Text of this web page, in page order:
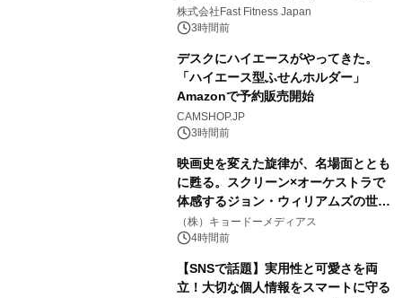
中無休のフィットネスジム＞
株式会社Fast Fitness Japan
3時間前
デスクにハイエースがやってきた。
「ハイエース型ふせんホルダー」
Amazonで予約販売開始
CAMSHOP.JP
3時間前
映画史を変えた旋律が、名場面ととも
に甦る。スクリーン×オーケストラで
体感するジョン・ウィリアムズの世
界。ジョン・ウィリアムズ：シネマ・
スペクタキュラー・コンサート 開催決
（株）キョードーメディアス
4時間前
【SNSで話題】実用性と可愛さを両
立！大切な個人情報をスマートに守る